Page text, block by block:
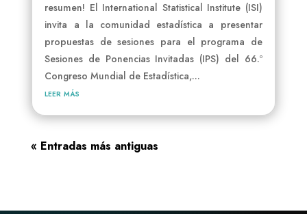
resumen! El International Statistical Institute (ISI)
invita a la comunidad estadística a presentar
propuestas de sesiones para el programa de
Sesiones de Ponencias Invitadas (IPS) del 66.º
Congreso Mundial de Estadística,...
leer más
« Entradas más antiguas